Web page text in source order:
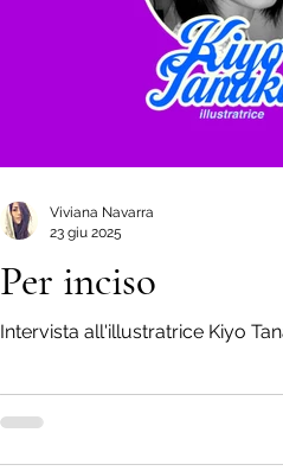
Per inciso
Intervista all'illustratrice Kiyo
Viviana Navarra
23 giu 2025